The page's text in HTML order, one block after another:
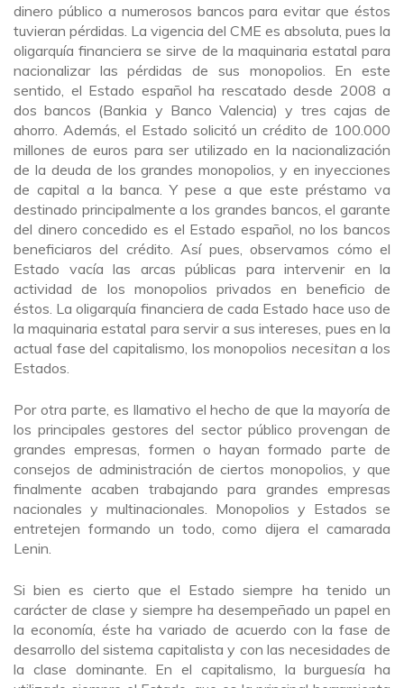
dinero público a numerosos bancos para evitar que éstos
tuvieran pérdidas. La vigencia del CME es absoluta, pues la
oligarquía financiera se sirve de la maquinaria estatal para
nacionalizar las pérdidas de sus monopolios. En este
sentido, el Estado español ha rescatado desde 2008 a
dos bancos (Bankia y Banco Valencia) y tres cajas de
ahorro. Además, el Estado solicitó un crédito de 100.000
millones de euros para ser utilizado en la nacionalización
de la deuda de los grandes monopolios, y en inyecciones
de capital a la banca. Y pese a que este préstamo va
destinado principalmente a los grandes bancos, el garante
del dinero concedido es el Estado español, no los bancos
beneficiaros del crédito. Así pues, observamos cómo el
Estado vacía las arcas públicas para intervenir en la
actividad de los monopolios privados en beneficio de
éstos. La oligarquía financiera de cada Estado hace uso de
la maquinaria estatal para servir a sus intereses, pues en la
actual fase del capitalismo, los monopolios necesitana los
Estados.
Por otra parte, es llamativo el hecho de que la mayoría de
los principales gestores del sector público provengan de
grandes empresas, formen o hayan formado parte de
consejos de administración de ciertos monopolios, y que
finalmente acaben trabajando para grandes empresas
nacionales y multinacionales. Monopolios y Estados se
entretejen formando un todo, como dijera el camarada
Lenin.
Si bien es cierto que el Estado siempre ha tenido un
carácter de clase y siempre ha desempeñado un papel en
la economía, éste ha variado de acuerdo con la fase de
desarrollo del sistema capitalista y con las necesidades de
la clase dominante. En el capitalismo, la burguesía ha